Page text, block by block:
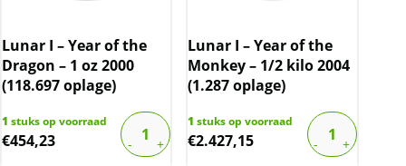
Lunar I – Year of the
Dragon – 1 oz 2000
(118.697 oplage)
1 stuks op voorraad
€454,23
Lunar I – Year of the
Monkey – 1/2 kilo 2004
(1.287 oplage)
1 stuks op voorraad
€2.427,15